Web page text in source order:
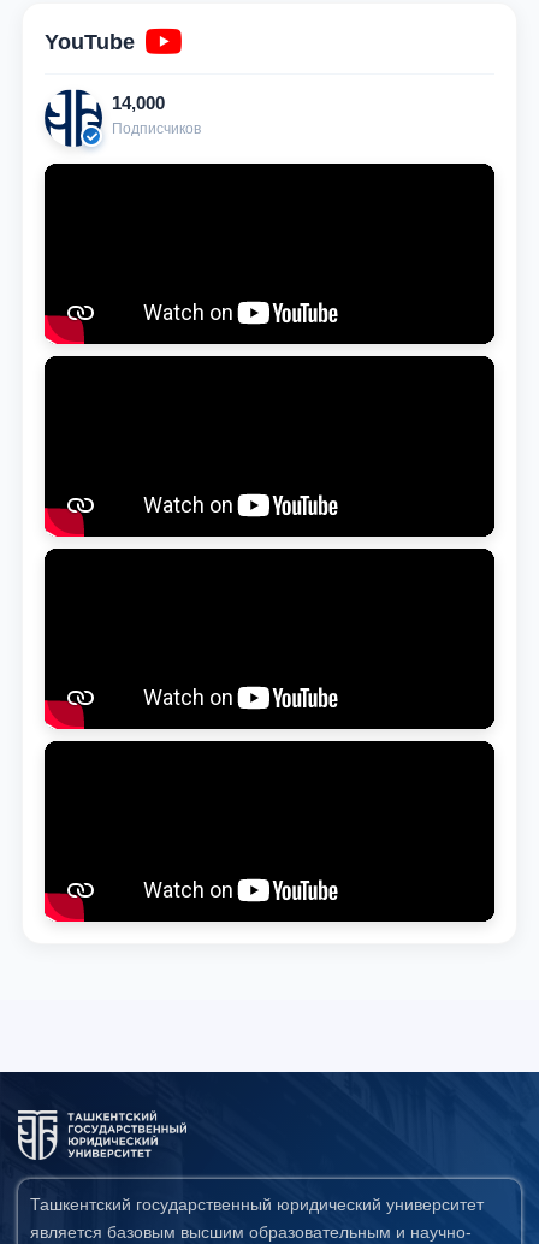
YouTube
14,000
Подписчиков
Ташкентский государственный юридический университет
является базовым высшим образовательным и научно-